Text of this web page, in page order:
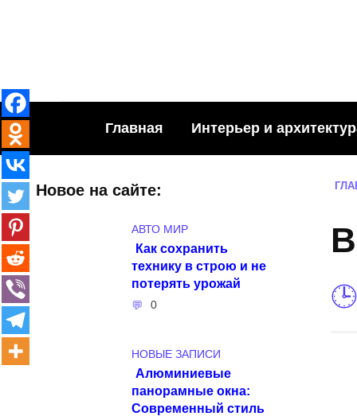
Главная Интерьер и
Новое на сайте:
АВТО МИР
Как сохранить
технику в строю и не
потерять урожай
0
НОВЫЕ ЗАПИСИ
Алюминиевые
панорамные окна:
Современный стиль